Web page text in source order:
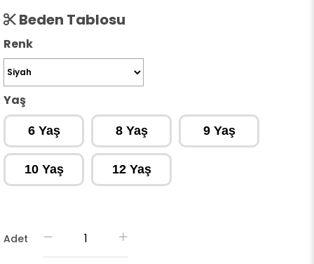
Beden Tablosu
Renk
Yaş
6 Yaş 8 Yaş 9 Yaş
10 Yaş 12 Yaş
Adet